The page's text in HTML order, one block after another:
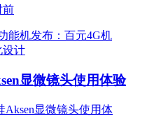
前
显微镜头使用体验